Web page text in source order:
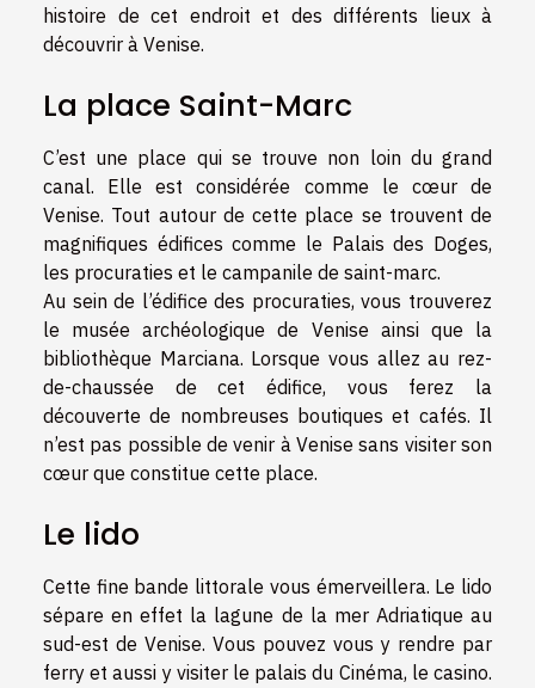
histoire de cet endroit et des différents lieux à
découvrir à Venise.
La place Saint-Marc
C’est une place qui se trouve non loin du grand
canal. Elle est considérée comme le cœur de
Venise. Tout autour de cette place se trouvent de
magnifiques édifices comme le Palais des Doges,
les procuraties et le campanile de saint-marc.
Au sein de l’édifice des procuraties, vous trouverez
le musée archéologique de Venise ainsi que la
bibliothèque Marciana. Lorsque vous allez au rez-
de-chaussée de cet édifice, vous ferez la
découverte de nombreuses boutiques et cafés. Il
n’est pas possible de venir à Venise sans visiter son
cœur que constitue cette place.
Le lido
Cette fine bande littorale vous émerveillera. Le lido
sépare en effet la lagune de la mer Adriatique au
sud-est de Venise. Vous pouvez vous y rendre par
ferry et aussi y visiter le palais du Cinéma, le casino.